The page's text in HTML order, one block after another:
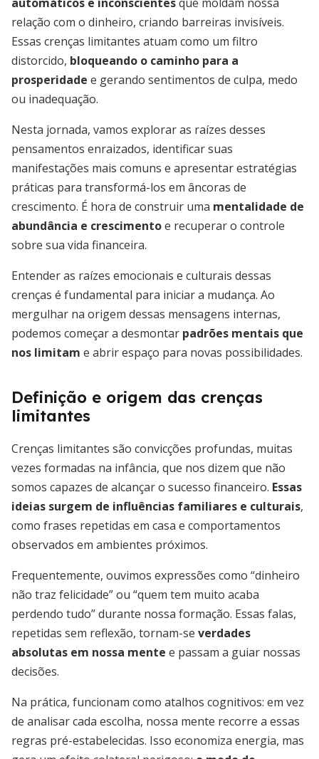
relação com o dinheiro, criando barreiras invisíveis.
Essas crenças limitantes atuam como um filtro
distorcido, bloqueando o caminho para a
prosperidade e gerando sentimentos de culpa, medo
ou inadequação.
Nesta jornada, vamos explorar as raízes desses
pensamentos enraizados, identificar suas
manifestações mais comuns e apresentar estratégias
práticas para transformá-los em âncoras de
crescimento. É hora de construir uma mentalidade de
abundância e crescimentoe recuperar o controle
sobre sua vida financeira.
Entender as raízes emocionais e culturais dessas
crenças é fundamental para iniciar a mudança. Ao
mergulhar na origem dessas mensagens internas,
podemos começar a desmontar padrões mentais que
nos limitam e abrir espaço para novas possibilidades.
Definição e origem das crenças
limitantes
Crenças limitantes são convicções profundas, muitas
vezes formadas na infância, que nos dizem que não
somos capazes de alcançar o sucesso financeiro. Essas
ideias surgem de influências familiares e culturais,
como frases repetidas em casa e comportamentos
observados em ambientes próximos.
Frequentemente, ouvimos expressões como “dinheiro
não traz felicidade” ou “quem tem muito acaba
perdendo tudo” durante nossa formação. Essas falas,
repetidas sem reflexão, tornam-se verdades
absolutas em nossa mente e passam a guiar nossas
decisões.
Na prática, funcionam como atalhos cognitivos: em vez
de analisar cada escolha, nossa mente recorre a essas
regras pré-estabelecidas. Isso economiza energia, mas